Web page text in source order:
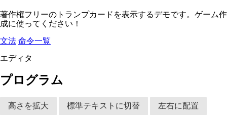
著作権フリーのトランプカードを表示するデモです。ゲーム作
成に使ってください！
文法 命令一覧
エディタ
プログラム
高さを拡大 標準テキストに切替 左右に配置